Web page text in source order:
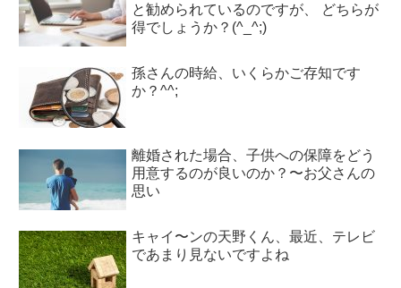
と勧められているのですが、 どちらが
得でしょうか？(^_^;)
孫さんの時給、いくらかご存知です
か？^^;
離婚された場合、子供への保障をどう
用意するのが良いのか？〜お父さんの
思い
キャイ〜ンの天野くん、最近、テレビ
であまり見ないですよね